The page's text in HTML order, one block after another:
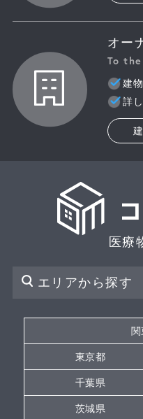
オー
To
建
詳
医療
エリアから探す
東京都
千葉県
茨城県